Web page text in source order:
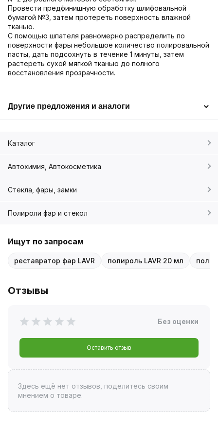
Провести предфинишную обработку шлифовальной
бумагой №3, затем протереть поверхность влажной
тканью.
С помощью шпателя равномерно распределить по
поверхности фары небольшое количество полировальной
пасты, дать подсохнуть в течение 1 минуты, затем
растереть сухой мягкой тканью до полного
восстановления прозрачности.
Другие предложения и аналоги
Каталог
Автохимия, Автокосметика
Стекла, фары, замки
Полироли фар и стекол
Ищут по запросам
реставратор фар LAVR полироль LAVR 20 мл
Отзывы
Без оценки
Оставить отзыв
Здесь ещё нет отзывов, поделитесь своим
мнением о товаре.